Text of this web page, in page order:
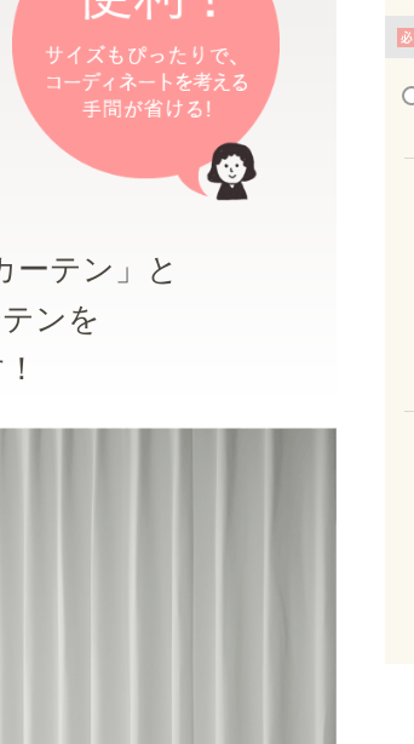
ーテン」と
ンを